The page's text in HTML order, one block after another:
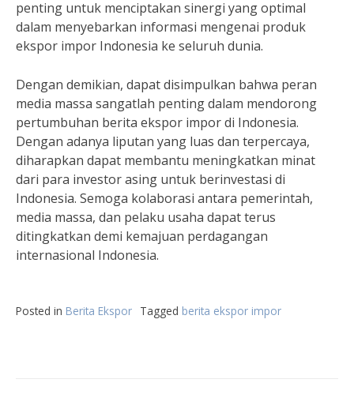
penting untuk menciptakan sinergi yang optimal
dalam menyebarkan informasi mengenai produk
ekspor impor Indonesia ke seluruh dunia.
Dengan demikian, dapat disimpulkan bahwa peran
media massa sangatlah penting dalam mendorong
pertumbuhan berita ekspor impor di Indonesia.
Dengan adanya liputan yang luas dan terpercaya,
diharapkan dapat membantu meningkatkan minat
dari para investor asing untuk berinvestasi di
Indonesia. Semoga kolaborasi antara pemerintah,
media massa, dan pelaku usaha dapat terus
ditingkatkan demi kemajuan perdagangan
internasional Indonesia.
Posted in Berita Ekspor Tagged berita ekspor impor